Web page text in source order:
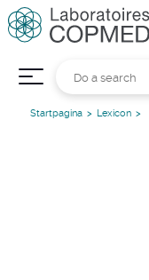
Startpagina Lexicon